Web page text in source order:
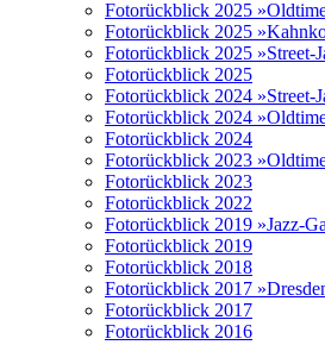
Fotorückblick 2025
Fotorückblick 2025
Fotorückblick 2025 »Street-
Fotorückblick 2025
Fotorückblick 2024 »Street-
Fotorückblick 2024
Fotorückblick 2024
Fotorückblick 2023
Fotorückblick 2023
Fotorückblick 2022
Fotorückblick 2019 »Jazz-
Fotorückblick 2019
Fotorückblick 2018
Fotorückblick 2017
Fotorückblick 2017
Fotorückblick 2016